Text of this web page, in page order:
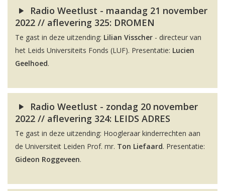
Radio Weetlust - maandag 21 november
2022 // aflevering 325: DROMEN
Te gast in deze uitzending: Lilian Visscher - directeur van
het Leids Universiteits Fonds (LUF). Presentatie: Lucien
Geelhoed.
Radio Weetlust - zondag 20 november
2022 // aflevering 324: LEIDS ADRES
Te gast in deze uitzending: Hoogleraar kinderrechten aan
de Universiteit Leiden Prof. mr. Ton Liefaard. Presentatie:
Gideon Roggeveen.